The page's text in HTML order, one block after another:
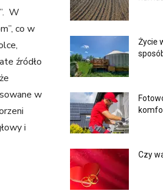
W
co w
źródło
w
i
Życie
Czy